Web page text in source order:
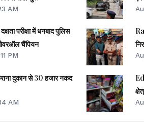
AM
परीक्षा में धनबाद पुलिस
चैंपियन
PM
दुकान से 30 हजार नकद
AM